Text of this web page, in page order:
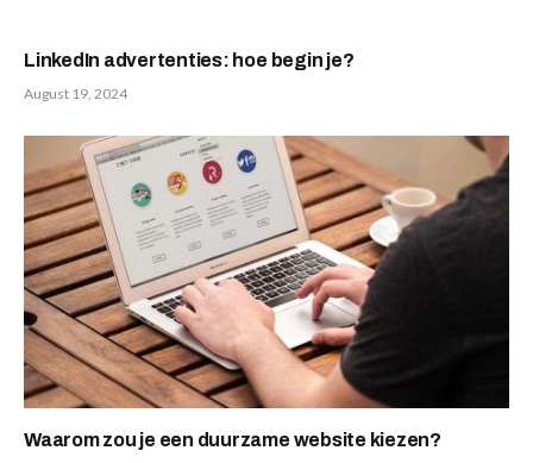
LinkedIn advertenties: hoe begin je?
August 19, 2024
Waarom zou je een duurzame website kiezen?